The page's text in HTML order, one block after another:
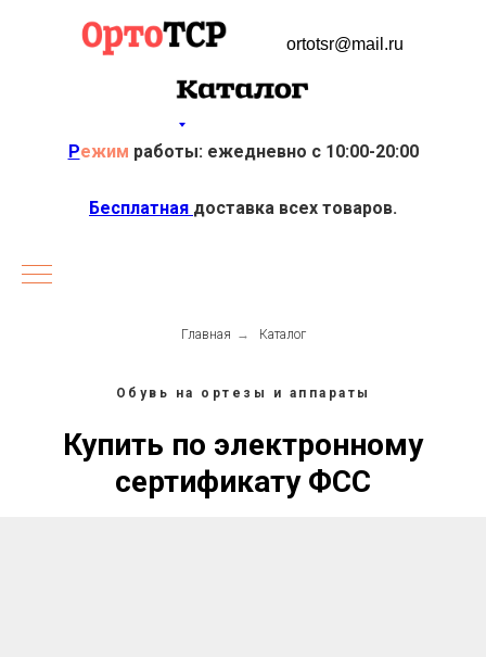
ortotsr@mail.ru
Режим работы: ежедневно с 10:00-20:00
Бесплатная доставка всех товаров.
Главная → Каталог
Обувь на ортезы и аппараты
Купить по электронному
сертификату ФСС